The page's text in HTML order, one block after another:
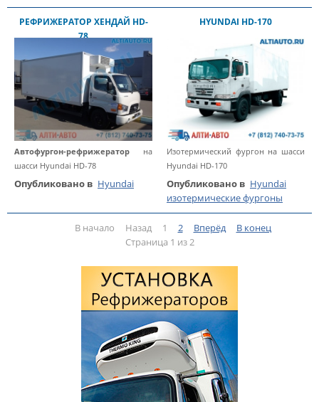
РЕФРИЖЕРАТОР ХЕНДАЙ HD-
78
Автофургон-рефрижератор на
шасси Hyundai HD-78
Опубликовано в Hyundai
HYUNDAI HD-170
Изотермический фургон на шасси
Hyundai HD-170
Опубликовано в Hyundai
изотермические фургоны
В начало Назад 1 2 Вперёд
В конец
Страница 1 из 2